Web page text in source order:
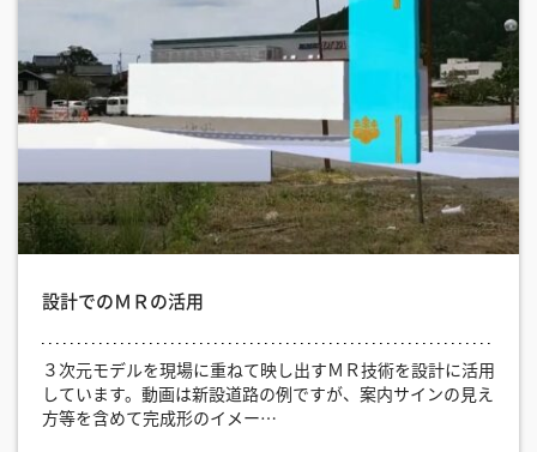
設計でのＭＲの活用
３次元モデルを現場に重ねて映し出すＭＲ技術を設計に活用
しています。動画は新設道路の例ですが、案内サインの見え
方等を含めて完成形のイメー…